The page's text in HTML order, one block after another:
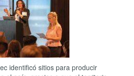
identificó sitios para producir